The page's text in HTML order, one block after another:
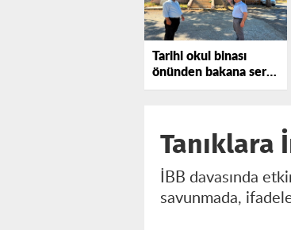
Tarihi okul binası
önünden bakana sert
tepki gösterdi!
Tanıklara
İBB davasında
savunmada,